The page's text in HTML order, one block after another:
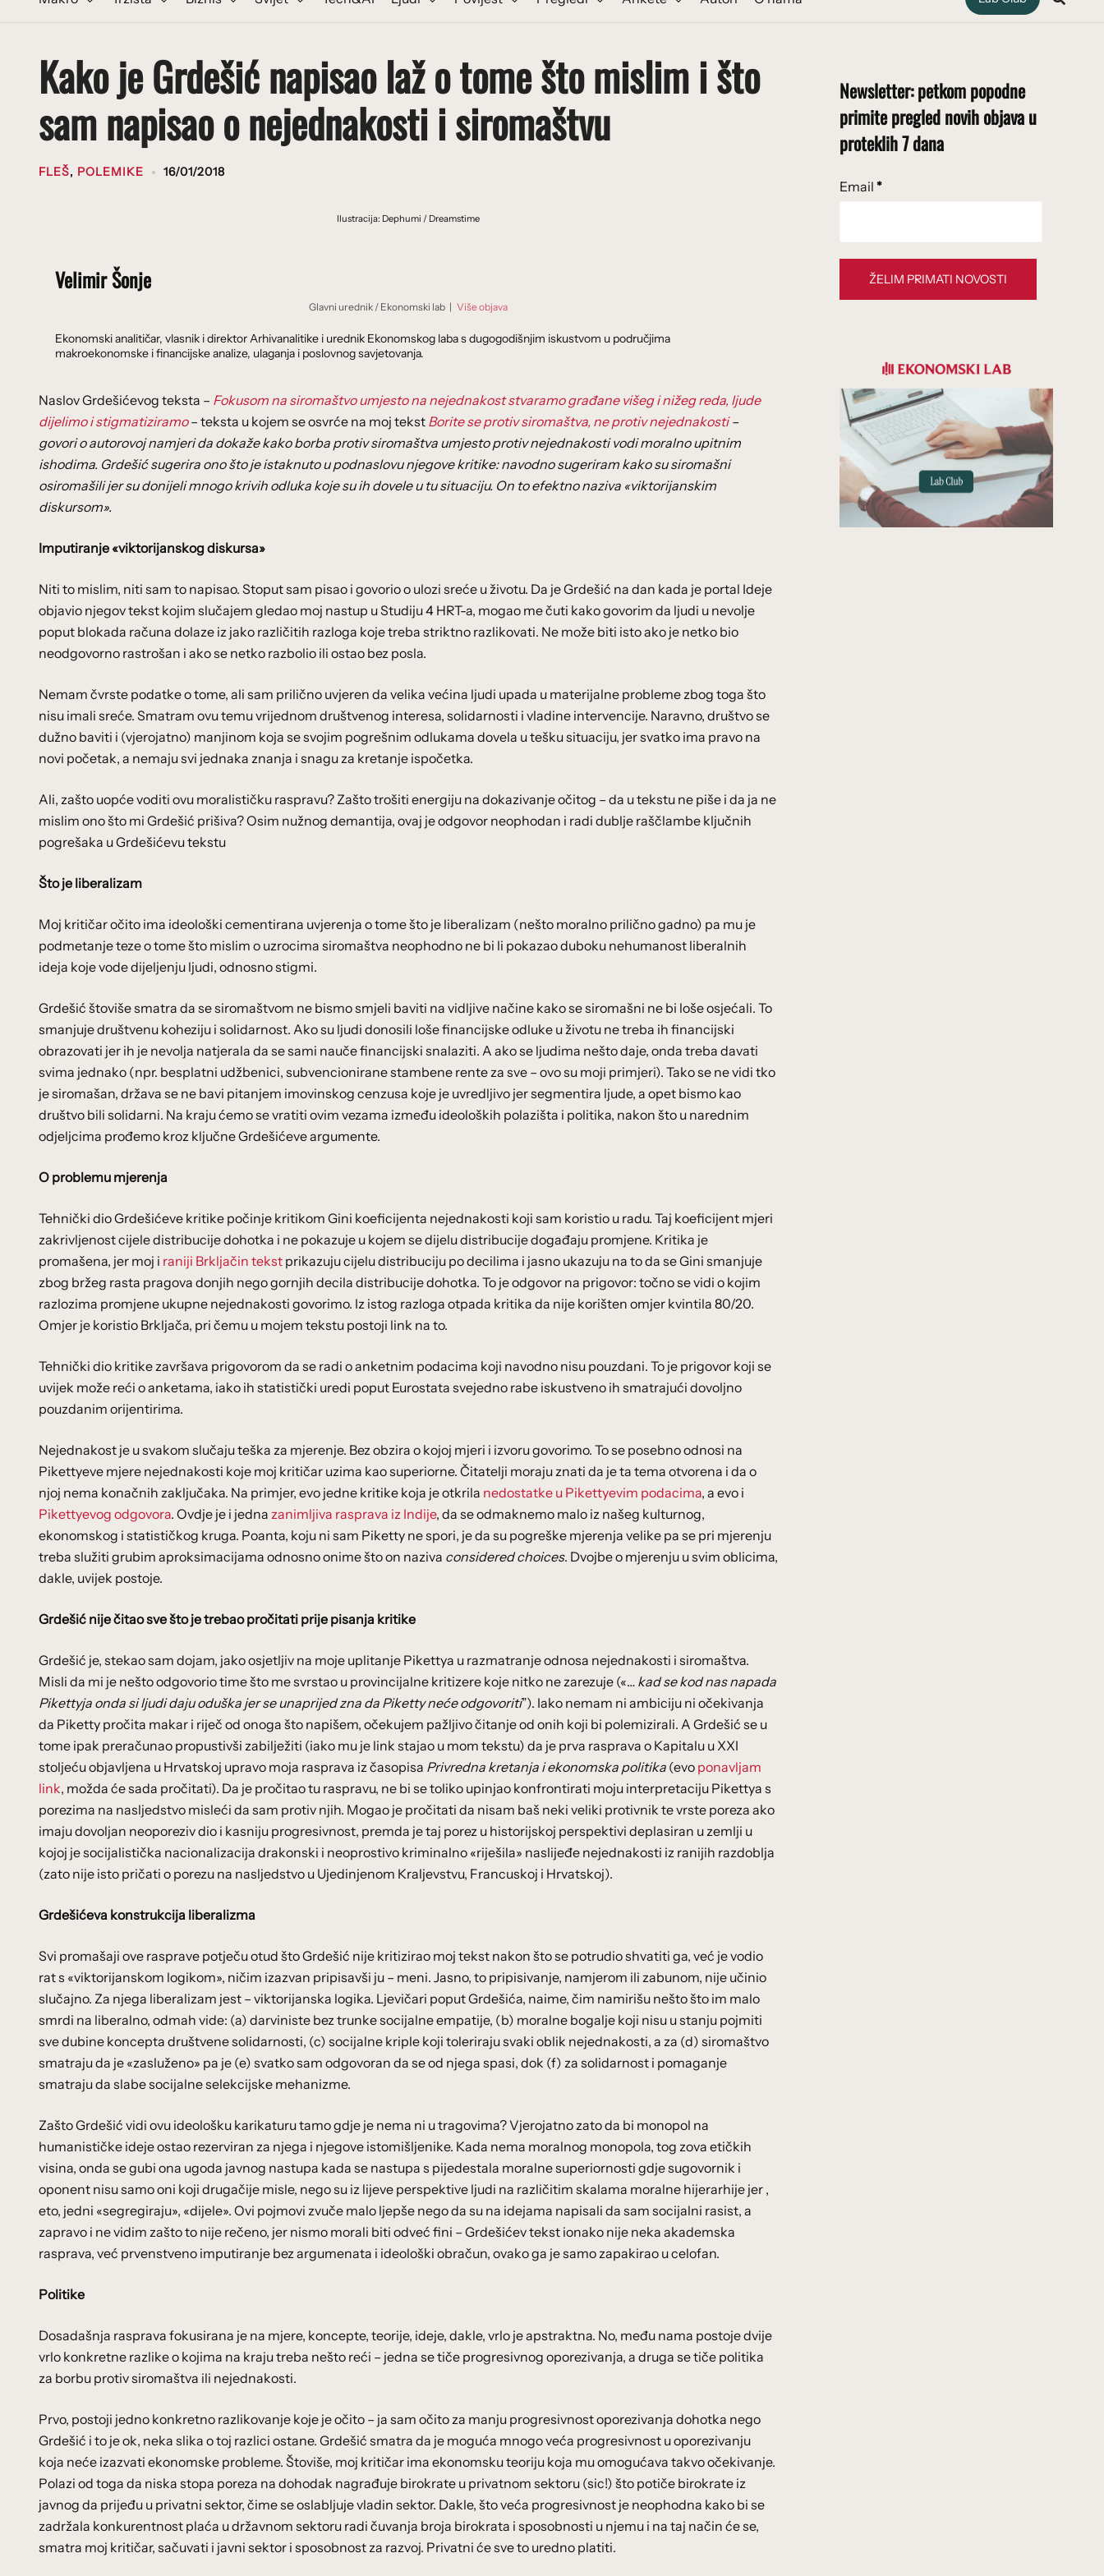
Kako je Grdešić napisao laž o tome što mislim i što
sam napisao o nejednakosti i siromaštvu
FLEŠ, POLEMIKE 16/01/2018
Ilustracija: Dephumi / Dreamstime
Velimir Šonje
Glavni urednik / Ekonomski lab | Više objava
Ekonomski analitičar, vlasnik i direktor Arhivanalitike i urednik Ekonomskog laba s dugogodišnjim iskustvom u područjima
makroekonomske i financijske analize, ulaganja i poslovnog savjetovanja.
Naslov Grdešićevog teksta – Fokusom na siromaštvo umjesto na nejednakost stvaramo građane višeg i nižeg reda, ljude
dijelimo i stigmatiziramo– teksta u kojem se osvrće na moj tekst Borite se protiv siromaštva, ne protiv nejednakosti–
govori o autorovoj namjeri da dokaže kako borba protiv siromaštva umjesto protiv nejednakosti vodi moralno upitnim
ishodima. Grdešić sugerira ono što je istaknuto u podnaslovu njegove kritike: navodno sugeriram kako su siromašni
osiromašili jer su donijeli mnogo krivih odluka koje su ih dovele u tu situaciju. On to efektno naziva «viktorijanskim
diskursom».
Imputiranje «viktorijanskog diskursa»
Niti to mislim, niti sam to napisao. Stoput sam pisao i govorio o ulozi sreće u životu. Da je Grdešić na dan kada je portal Ideje
objavio njegov tekst kojim slučajem gledao moj nastup u Studiju 4 HRT-a, mogao me čuti kako govorim da ljudi u nevolje
poput blokada računa dolaze iz jako različitih razloga koje treba striktno razlikovati. Ne može biti isto ako je netko bio
neodgovorno rastrošan i ako se netko razbolio ili ostao bez posla.
Nemam čvrste podatke o tome, ali sam prilično uvjeren da velika većina ljudi upada u materijalne probleme zbog toga što
nisu imali sreće. Smatram ovu temu vrijednom društvenog interesa, solidarnosti i vladine intervencije. Naravno, društvo se
dužno baviti i (vjerojatno) manjinom koja se svojim pogrešnim odlukama dovela u tešku situaciju, jer svatko ima pravo na
novi početak, a nemaju svi jednaka znanja i snagu za kretanje ispočetka.
Ali, zašto uopće voditi ovu moralističku raspravu? Zašto trošiti energiju na dokazivanje očitog – da u tekstu ne piše i da ja ne
mislim ono što mi Grdešić prišiva? Osim nužnog demantija, ovaj je odgovor neophodan i radi dublje raščlambe ključnih
pogrešaka u Grdešićevu tekstu
Što je liberalizam
Moj kritičar očito ima ideološki cementirana uvjerenja o tome što je liberalizam (nešto moralno prilično gadno) pa mu je
podmetanje teze o tome što mislim o uzrocima siromaštva neophodno ne bi li pokazao duboku nehumanost liberalnih
ideja koje vode dijeljenju ljudi, odnosno stigmi.
Grdešić štoviše smatra da se siromaštvom ne bismo smjeli baviti na vidljive načine kako se siromašni ne bi loše osjećali. To
smanjuje društvenu koheziju i solidarnost. Ako su ljudi donosili loše financijske odluke u životu ne treba ih financijski
obrazovati jer ih je nevolja natjerala da se sami nauče financijski snalaziti. A ako se ljudima nešto daje, onda treba davati
svima jednako (npr. besplatni udžbenici, subvencionirane stambene rente za sve – ovo su moji primjeri). Tako se ne vidi tko
je siromašan, država se ne bavi pitanjem imovinskog cenzusa koje je uvredljivo jer segmentira ljude, a opet bismo kao
društvo bili solidarni. Na kraju ćemo se vratiti ovim vezama između ideoloških polazišta i politika, nakon što u narednim
odjeljcima prođemo kroz ključne Grdešićeve argumente.
O problemu mjerenja
Tehnički dio Grdešićeve kritike počinje kritikom Gini koeficijenta nejednakosti koji sam koristio u radu. Taj koeficijent mjeri
zakrivljenost cijele distribucije dohotka i ne pokazuje u kojem se dijelu distribucije događaju promjene. Kritika je
promašena, jer moj i raniji Brkljačin tekst prikazuju cijelu distribuciju po decilima i jasno ukazuju na to da se Gini smanjuje
zbog bržeg rasta pragova donjih nego gornjih decila distribucije dohotka. To je odgovor na prigovor: točno se vidi o kojim
razlozima promjene ukupne nejednakosti govorimo. Iz istog razloga otpada kritika da nije korišten omjer kvintila 80/20.
Omjer je koristio Brkljača, pri čemu u mojem tekstu postoji link na to.
Tehnički dio kritike završava prigovorom da se radi o anketnim podacima koji navodno nisu pouzdani. To je prigovor koji se
uvijek može reći o anketama, iako ih statistički uredi poput Eurostata svejedno rabe iskustveno ih smatrajući dovoljno
pouzdanim orijentirima.
Nejednakost je u svakom slučaju teška za mjerenje. Bez obzira o kojoj mjeri i izvoru govorimo. To se posebno odnosi na
Pikettyeve mjere nejednakosti koje moj kritičar uzima kao superiorne. Čitatelji moraju znati da je ta tema otvorena i da o
njoj nema konačnih zaključaka. Na primjer, evo jedne kritike koja je otkrila nedostatke u Pikettyevim podacima, a evo i
Pikettyevog odgovora. Ovdje je i jedna zanimljiva rasprava iz Indije, da se odmaknemo malo iz našeg kulturnog,
ekonomskog i statističkog kruga. Poanta, koju ni sam Piketty ne spori, je da su pogreške mjerenja velike pa se pri mjerenju
treba služiti grubim aproksimacijama odnosno onime što on naziva considered choices. Dvojbe o mjerenju u svim oblicima,
dakle, uvijek postoje.
Grdešić nije čitao sve što je trebao pročitati prije pisanja kritike
Grdešić je, stekao sam dojam, jako osjetljiv na moje uplitanje Pikettya u razmatranje odnosa nejednakosti i siromaštva.
Misli da mi je nešto odgovorio time što me svrstao u provincijalne kritizere koje nitko ne zarezuje («… kad se kod nas napada
Pikettyja onda si ljudi daju oduška jer se unaprijed zna da Piketty neće odgovoriti”). Iako nemam ni ambiciju ni očekivanja
da Piketty pročita makar i riječ od onoga što napišem, očekujem pažljivo čitanje od onih koji bi polemizirali. A Grdešić se u
tome ipak preračunao propustivši zabilježiti (iako mu je link stajao u mom tekstu) da je prva rasprava o Kapitalu u XXI
stoljeću objavljena u Hrvatskoj upravo moja rasprava iz časopisa Privredna kretanja i ekonomska politika (evo ponavljam
link, možda će sada pročitati). Da je pročitao tu raspravu, ne bi se toliko upinjao konfrontirati moju interpretaciju Pikettya s
porezima na nasljedstvo misleći da sam protiv njih. Mogao je pročitati da nisam baš neki veliki protivnik te vrste poreza ako
imaju dovoljan neoporeziv dio i kasniju progresivnost, premda je taj porez u historijskoj perspektivi deplasiran u zemlji u
kojoj je socijalistička nacionalizacija drakonski i neoprostivo kriminalno «riješila» naslijeđe nejednakosti iz ranijih razdoblja
(zato nije isto pričati o porezu na nasljedstvo u Ujedinjenom Kraljevstvu, Francuskoj i Hrvatskoj).
Grdešićeva konstrukcija liberalizma
Svi promašaji ove rasprave potječu otud što Grdešić nije kritizirao moj tekst nakon što se potrudio shvatiti ga, već je vodio
rat s «viktorijanskom logikom», ničim izazvan pripisavši ju – meni. Jasno, to pripisivanje, namjerom ili zabunom, nije učinio
slučajno. Za njega liberalizam jest – viktorijanska logika. Ljevičari poput Grdešića, naime, čim namirišu nešto što im malo
smrdi na liberalno, odmah vide: (a) darviniste bez trunke socijalne empatije, (b) moralne bogalje koji nisu u stanju pojmiti
sve dubine koncepta društvene solidarnosti, (c) socijalne kriple koji toleriraju svaki oblik nejednakosti, a za (d) siromaštvo
smatraju da je «zasluženo» pa je (e) svatko sam odgovoran da se od njega spasi, dok (f) za solidarnost i pomaganje
smatraju da slabe socijalne selekcijske mehanizme.
Zašto Grdešić vidi ovu ideološku karikaturu tamo gdje je nema ni u tragovima? Vjerojatno zato da bi monopol na
humanističke ideje ostao rezerviran za njega i njegove istomišljenike. Kada nema moralnog monopola, tog zova etičkih
visina, onda se gubi ona ugoda javnog nastupa kada se nastupa s pijedestala moralne superiornosti gdje sugovornik i
oponent nisu samo oni koji drugačije misle, nego su iz lijeve perspektive ljudi na različitim skalama moralne hijerarhije jer ,
eto, jedni «segregiraju», «dijele». Ovi pojmovi zvuče malo ljepše nego da su na idejama napisali da sam socijalni rasist, a
zapravo i ne vidim zašto to nije rečeno, jer nismo morali biti odveć fini – Grdešićev tekst ionako nije neka akademska
rasprava, već prvenstveno imputiranje bez argumenata i ideološki obračun, ovako ga je samo zapakirao u celofan.
Politike
Dosadašnja rasprava fokusirana je na mjere, koncepte, teorije, ideje, dakle, vrlo je apstraktna. No, među nama postoje dvije
vrlo konkretne razlike o kojima na kraju treba nešto reći – jedna se tiče progresivnog oporezivanja, a druga se tiče politika
za borbu protiv siromaštva ili nejednakosti.
Prvo, postoji jedno konkretno razlikovanje koje je očito – ja sam očito za manju progresivnost oporezivanja dohotka nego
Grdešić i to je ok, neka slika o toj razlici ostane. Grdešić smatra da je moguća mnogo veća progresivnost u oporezivanju
koja neće izazvati ekonomske probleme. Štoviše, moj kritičar ima ekonomsku teoriju koja mu omogućava takvo očekivanje.
Polazi od toga da niska stopa poreza na dohodak nagrađuje birokrate u privatnom sektoru (sic!) što potiče birokrate iz
javnog da prijeđu u privatni sektor, čime se oslabljuje vladin sektor. Dakle, što veća progresivnost je neophodna kako bi se
zadržala konkurentnost plaća u državnom sektoru radi čuvanja broja birokrata i sposobnosti u njemu i na taj način će se,
smatra moj kritičar, sačuvati i javni sektor i sposobnost za razvoj. Privatni će sve to uredno platiti.
Newsletter: petkom popodne
primite pregled novih objava u
proteklih 7 dana
Email *